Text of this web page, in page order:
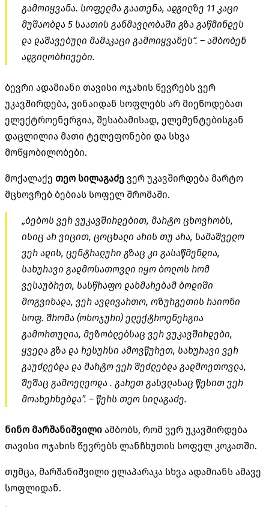
გამოიყვანა. სოფელმა გაათენა, ადგილზე 11 კაცი
მუშაობდა 5 საათის განმავლობაში გზა გაწმინდეს
და დაშავებული მამაკაცი გამოიყვანეს“. – ამბობენ
ადგილობრივები.
ბევრი ადამიანი თავისი ოჯახის წევრებს ვერ
უკავშირდება, ვინაიდან სოფლებს არ მიეწოდებათ
ელექტროენერგია, შესაბამისად, ელემენტებისგან
დაცლილია მათი ტელეფონები და სხვა
მოწყობილობები.
მოქალაქე თეო სილაგაძე ვერ უკავშირდება მარტო
მცხოვრებ ბებიას სოფელ შრომაში.
„ბებოს ვერ ვუკავშირდებით, მარტო ცხოვრობს,
ისიც არ ვიცით, ცოცხალი არის თუ არა, სამაშველო
ვერ ადის, ცენტრალური გზაც კი გასაწმენდია,
სახურავი გადმოსათოვლი იყო ბოლოს რომ
ვესაუბრეთ, სასწრაფო დახმარებამ ბოდიში
მოგვიხადა, ვერ ავდივართო, ოზურგეთის რაიონი
სოფ. შრომა (ოხოჯური) ელექტროენერგია
გამორთულია, მეზობლებსაც ვერ ვუკავშირდები,
ყველა გზა და რესურსი ამოვწურეთ, სახურავი ვერ
გაუძლებდა და მარტო ვერ შეძლებდა გადმოეთოვლა,
შეშაც გამოელეოდა . გარეთ გასვლასაც წესით ვერ
მოახერხებდა”. – წერს თეო სილაგაძე.
ნინო მარშანიშვილი ამბობს, რომ ვერ უკავშირდება
თავისი ოჯახის წევრებს ლანჩხუთის სოფელ კოკათში.
თუმცა, მარშანიშვილი ელაპარაკა სხვა ადამიანს ამავე
სოფლიდან.